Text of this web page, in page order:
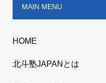
MAIN MENU
HOME
北斗塾JAPANとは